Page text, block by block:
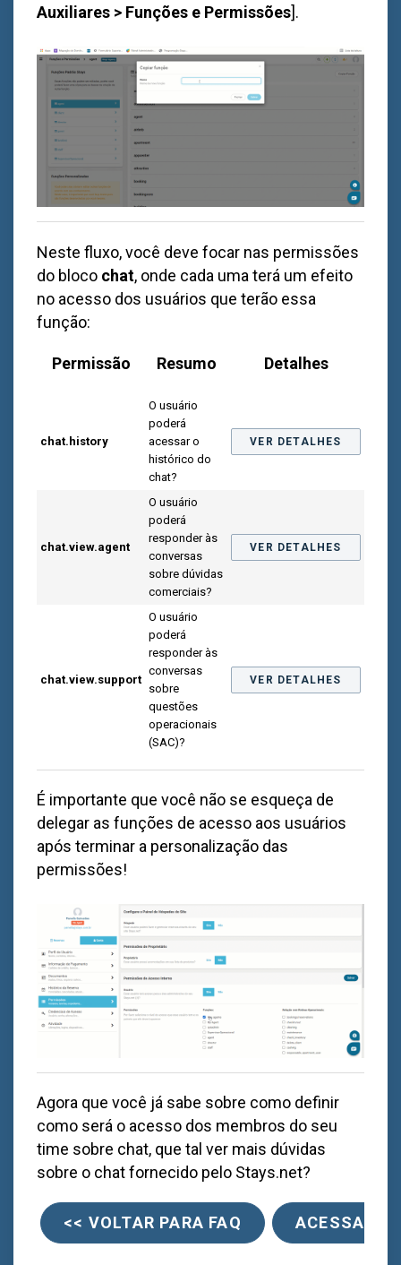
Auxiliares > Funções e Permissões].
Neste fluxo, você deve focar nas permissões
do bloco chat, onde cada uma terá um efeito
no acesso dos usuários que terão essa
função:
Permissão Resumo Detalhes
chat.history
O usuário
poderá
acessar o
histórico do
chat?
VER DETALHES
chat.view.agent
O usuário
poderá
responder às
conversas
sobre dúvidas
comerciais?
VER DETALHES
chat.view.support
O usuário
poderá
responder às
conversas
sobre
questões
operacionais
(SAC)?
VER DETALHES
É importante que você não se esqueça de
delegar as funções de acesso aos usuários
após terminar a personalização das
permissões!
Agora que você já sabe sobre como definir
como será o acesso dos membros do seu
time sobre chat, que tal ver mais dúvidas
sobre o chat fornecido pelo Stays.net?
<< VOLTAR PARA FAQ ACESSAR O